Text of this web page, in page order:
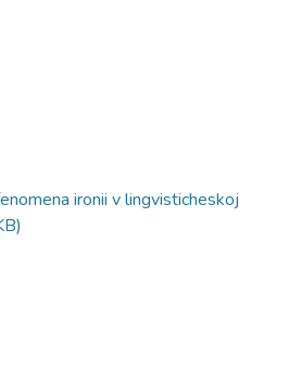
ironii v lingvisticheskoj